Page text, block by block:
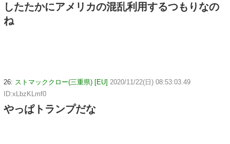
したたかにアメリカの混乱利用するつもりなの
ね
26: ストマッククロー(三重県) [EU] 2020/11/22(日) 08:53:03.49
ID:xLbzKLmf0
やっぱトランプだな